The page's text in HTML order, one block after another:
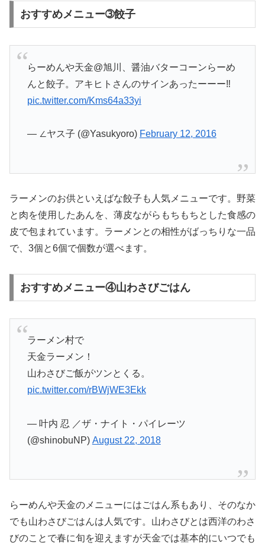
おすすめメニュー➂餃子
らーめんや天金@旭川、醤油バターコーンらーめ
んと餃子。アキヒトさんのサインあったーーー‼
pic.twitter.com/Kms64a33yi
— ∠ヤス子 (@Yasukyoro) February 12, 2016
ラーメンのお供といえばな餃子も人気メニューです。野菜
と肉を使用したあんを、薄皮ながらもちもちとした食感の
皮で包まれています。ラーメンとの相性がばっちりな一品
で、3個と6個で個数が選べます。
おすすめメニュー④山わさびごはん
ラーメン村で
天金ラーメン！
山わさびご飯がツンとくる。
pic.twitter.com/rBWjWE3Ekk
— 叶内 忍 ／ザ・ナイト・パイレーツ
(@shinobuNP) August 22, 2018
らーめんや天金のメニューにはごはん系もあり、そのなか
でも山わさびごはんは人気です。山わさびとは西洋のわさ
びのことで春に旬を迎えますが天金では基本的にいつでも